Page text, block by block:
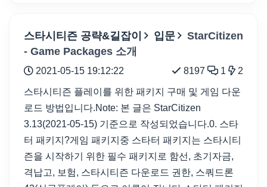
스타시티즌 공략&길잡이 입문
StarCitizen
- Game Packages 소개
2021-05-15 19:12:22 8197 1 2
스타시티즌 플레이를 위한 패키지 구매 및 게임 다운
로드 방법입니다.Note: 본 글은 StarCitizen
3.13(2021-05-15) 기준으로 작성되었습니다.0. 스타
터 패키지?게임 패키지중 스타터 패키지는 스타시티
즌을 시작하기 위한 필수 패키지로 함선, 초기자금,
격납고, 보험, 스타시티즌 다운로드 권한, 스쿼드론